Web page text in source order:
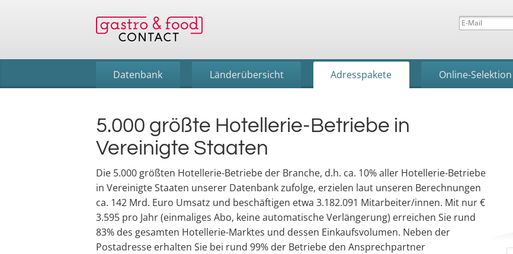
Datenbank Länderübersicht Adresspakete Online-Selektion
5.000 größte Hotellerie-Betriebe in
Vereinigte Staaten
Die 5.000 größten Hotellerie-Betriebe der Branche, d.h. ca. 10% aller Hotellerie-Betriebe
in Vereinigte Staaten unserer Datenbank zufolge, erzielen laut unseren Berechnungen
ca. 142 Mrd. Euro Umsatz und beschäftigen etwa 3.182.091 Mitarbeiter/innen. Mit nur €
3.595 pro Jahr (einmaliges Abo, keine automatische Verlängerung) erreichen Sie rund
83% des gesamten Hotellerie-Marktes und dessen Einkaufsvolumen. Neben der
Postadresse erhalten Sie bei rund 99% der Betriebe den Ansprechpartner